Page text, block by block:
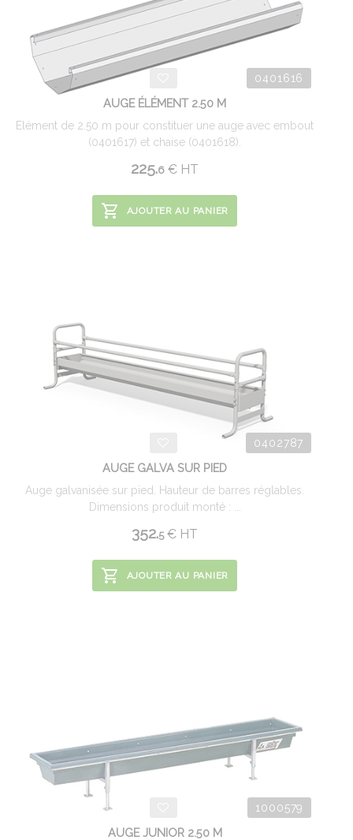
0401616
AUGE ÉLÉMENT 2.50 M
Elément de 2.50 m pour constituer une auge avec embout
(0401617) et chaise (0401618).
225.6 € HT
AJOUTER AU PANIER
0402787
AUGE GALVA SUR PIED
Auge galvanisée sur pied. Hauteur de barres réglables.
Dimensions produit monté : ...
352.5 € HT
AJOUTER AU PANIER
1000579
AUGE JUNIOR 2.50 M